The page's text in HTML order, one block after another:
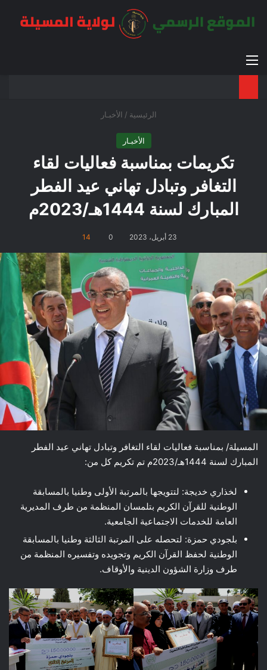
القائمة
الرئيسية / الأخبـار
الأخبـار
تكريمات بمناسبة فعاليات لقاء
التغافر وتبادل تهاني عيد الفطر
المبارك لسنة 1444هـ/2023م
23 أبريل، 2023 0
14
المسيلة/ بمناسبة فعاليات لقاء التغافر وتبادل تهاني عيد الفطر
المبارك لسنة 1444هـ/2023م تم تكريم كل من:
لخذاري خديجة: لتتويجها بالمرتبة الأولى وطنيا بالمسابقة
الوطنية للقرآن الكريم بتلمسان المنظمة من طرف المديرية
العامة للخدمات الاجتماعية الجامعية.
بلجودي حمزة: لتحصله على المرتبة الثالثة وطنيا بالمسابقة
الوطنية لحفظ القرآن الكريم وتجويده وتفسيره المنظمة من
طرف وزارة الشؤون الدينية والأوقاف.